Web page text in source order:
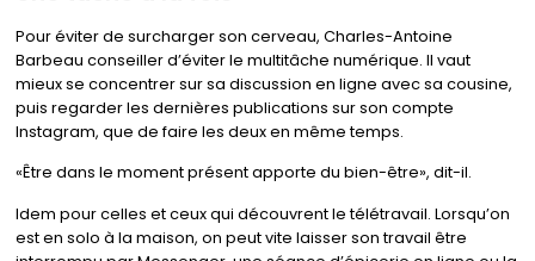
Pour éviter de surcharger son cerveau, Charles-Antoine
Barbeau conseiller d’éviter le multitâche numérique. Il vaut
mieux se concentrer sur sa discussion en ligne avec sa cousine,
puis regarder les dernières publications sur son compte
Instagram, que de faire les deux en même temps.
Être dans le moment présent apporte du bien-être , dit-il.
Idem pour celles et ceux qui découvrent le télétravail. Lorsqu’on
est en solo à la maison, on peut vite laisser son travail être